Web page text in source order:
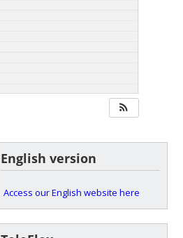
English version
Access our English website here